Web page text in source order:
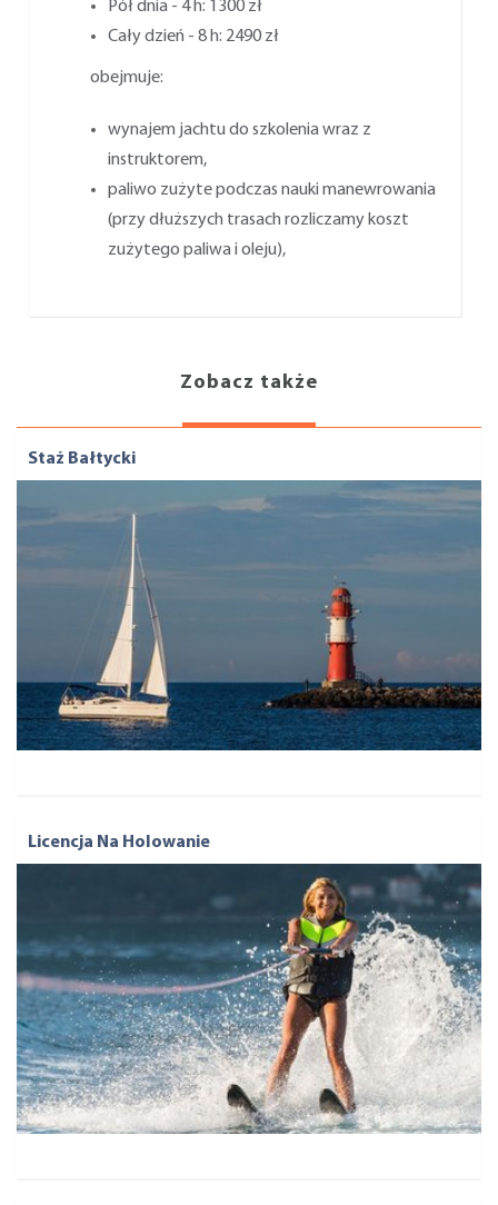
Pół dnia - 4 h: 1300 zł
Cały dzień - 8 h: 2490 zł
obejmuje:
wynajem jachtu do szkolenia wraz z
instruktorem,
paliwo zużyte podczas nauki manewrowania
(przy dłuższych trasach rozliczamy koszt
zużytego paliwa i oleju),
Zobacz także
Staż Bałtycki
Licencja Na Holowanie